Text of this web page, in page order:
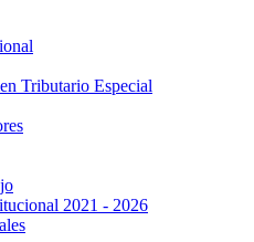
Tributario Especial
2021 - 2026